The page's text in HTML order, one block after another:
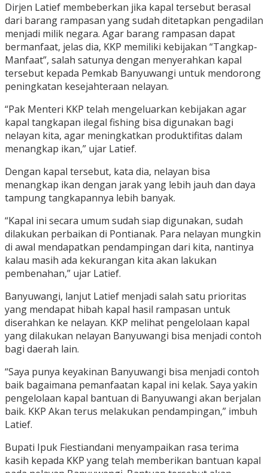
Dirjen Latief membeberkan jika kapal tersebut berasal
dari barang rampasan yang sudah ditetapkan pengadilan
menjadi milik negara. Agar barang rampasan dapat
bermanfaat, jelas dia, KKP memiliki kebijakan “Tangkap-
Manfaat”, salah satunya dengan menyerahkan kapal
tersebut kepada Pemkab Banyuwangi untuk mendorong
peningkatan kesejahteraan nelayan.
“Pak Menteri KKP telah mengeluarkan kebijakan agar
kapal tangkapan ilegal fishing bisa digunakan bagi
nelayan kita, agar meningkatkan produktifitas dalam
menangkap ikan,” ujar Latief.
Dengan kapal tersebut, kata dia, nelayan bisa
menangkap ikan dengan jarak yang lebih jauh dan daya
tampung tangkapannya lebih banyak.
“Kapal ini secara umum sudah siap digunakan, sudah
dilakukan perbaikan di Pontianak. Para nelayan mungkin
di awal mendapatkan pendampingan dari kita, nantinya
kalau masih ada kekurangan kita akan lakukan
pembenahan,” ujar Latief.
Banyuwangi, lanjut Latief menjadi salah satu prioritas
yang mendapat hibah kapal hasil rampasan untuk
diserahkan ke nelayan. KKP melihat pengelolaan kapal
yang dilakukan nelayan Banyuwangi bisa menjadi contoh
bagi daerah lain.
“Saya punya keyakinan Banyuwangi bisa menjadi contoh
baik bagaimana pemanfaatan kapal ini kelak. Saya yakin
pengelolaan kapal bantuan di Banyuwangi akan berjalan
baik. KKP Akan terus melakukan pendampingan,” imbuh
Latief.
Bupati Ipuk Fiestiandani menyampaikan rasa terima
kasih kepada KKP yang telah memberikan bantuan kapal